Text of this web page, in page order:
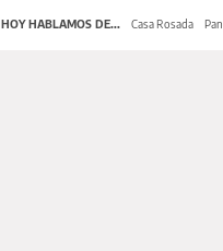
HOY HABLAMOS DE... Casa Rosada